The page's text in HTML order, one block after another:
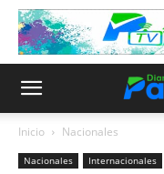
Inicio Nacionales
Nacionales Internacionales